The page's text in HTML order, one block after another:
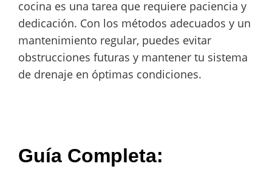
cocina es una tarea que requiere paciencia y
dedicación. Con los métodos adecuados y un
mantenimiento regular, puedes evitar
obstrucciones futuras y mantener tu sistema
de drenaje en óptimas condiciones.
Guía Completa: